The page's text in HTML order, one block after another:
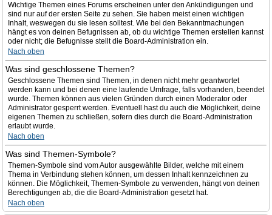
Wichtige Themen eines Forums erscheinen unter den Ankündigungen und
sind nur auf der ersten Seite zu sehen. Sie haben meist einen wichtigen
Inhalt, weswegen du sie lesen solltest. Wie bei den Bekanntmachungen
hängt es von deinen Befugnissen ab, ob du wichtige Themen erstellen kannst
oder nicht; die Befugnisse stellt die Board-Administration ein.
Nach oben
Was sind geschlossene Themen?
Geschlossene Themen sind Themen, in denen nicht mehr geantwortet
werden kann und bei denen eine laufende Umfrage, falls vorhanden, beendet
wurde. Themen können aus vielen Gründen durch einen Moderator oder
Administrator gesperrt werden. Eventuell hast du auch die Möglichkeit, deine
eigenen Themen zu schließen, sofern dies durch die Board-Administration
erlaubt wurde.
Nach oben
Was sind Themen-Symbole?
Themen-Symbole sind vom Autor ausgewählte Bilder, welche mit einem
Thema in Verbindung stehen können, um dessen Inhalt kennzeichnen zu
können. Die Möglichkeit, Themen-Symbole zu verwenden, hängt von deinen
Berechtigungen ab, die die Board-Administration gesetzt hat.
Nach oben